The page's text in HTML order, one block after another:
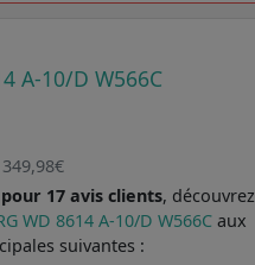
A-10/D W566C
pour 17 avis clients, découvrez
WD 8614 A-10/D W566Caux
suivantes :